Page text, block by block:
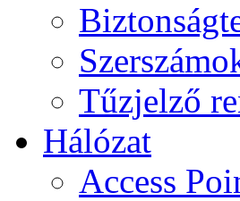
Tűzjelző
Hálózat
Access